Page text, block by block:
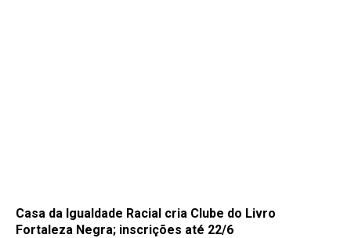
Casa da Igualdade Racial cria Clube do Livro
Fortaleza Negra; inscrições até 22/6